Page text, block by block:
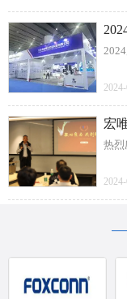
宏
热烈